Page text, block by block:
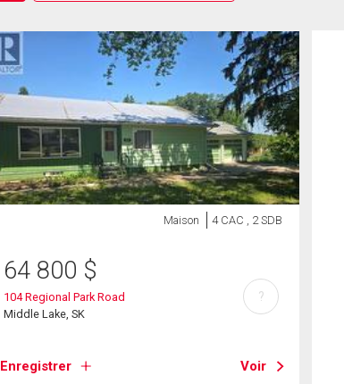
Maison 4 CAC , 2 SDB
64 800 $
104 Regional Park Road
Middle Lake, SK
Enregistrer Voir
?